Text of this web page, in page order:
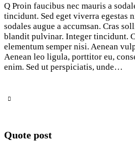
Q Proin faucibus nec mauris a
tincidunt. Sed eget viverra egestas
sodales augue a accumsan. Cras
blandit pulvinar. Integer tincidunt.
elementum semper nisi. Aenean
Aenean leo ligula, porttitor eu,
enim. Sed ut perspiciatis, unde…
Quote post